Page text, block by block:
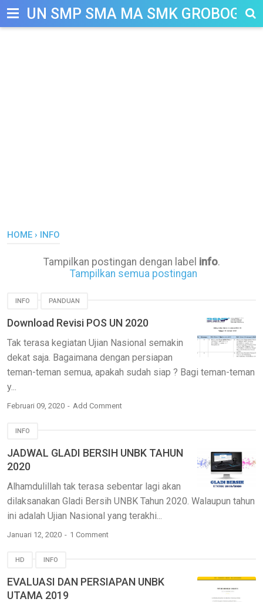
--> UN SMP SMA MA SMK GROBOGAN
HOME › INFO
Tampilkan postingan dengan label info.
Tampilkan semua postingan
INFO PANDUAN
Download Revisi POS UN 2020
Tak terasa kegiatan Ujian Nasional semakin
dekat saja. Bagaimana dengan persiapan
teman-teman semua, apakah sudah siap ? Bagi teman-teman
y...
Februari 09, 2020 Add Comment
INFO
JADWAL GLADI BERSIH UNBK TAHUN
2020
Alhamdulillah tak terasa sebentar lagi akan
dilaksanakan Gladi Bersih UNBK Tahun 2020. Walaupun tahun
ini adalah Ujian Nasional yang terakhi...
Januari 12, 2020 1 Comment
HD INFO
EVALUASI DAN PERSIAPAN UNBK
UTAMA 2019